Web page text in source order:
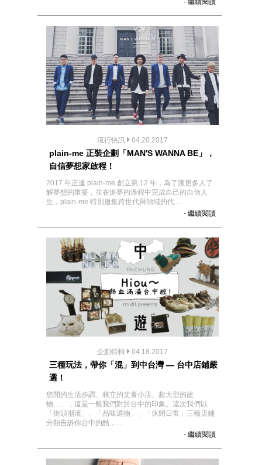
- 繼續閱讀
流行快訊 04.20.2017
plain-me 正裝企劃「MAN'S WANNA BE」，
自信夢想家啟程！
2017 年正逢 plain-me 創立第 12 年，為了讓更多人了
解夢想的重要，並在追夢的過程中完成自己的自信人
生，plain-me 特別邀集跨世代與領域的代...
- 繼續閱讀
企劃特輯 04.18.2017
三種玩法，帶你「混」到中台灣 — 台中店鋪嚴
選！
悠閒的生活步調、林立的文青小店、超大型的建
物……，這是一般我們對於台中的印象。這次我們以
「街頭潮流」、「品味選物」、「休閒日常」三種店鋪
分類告訴你台中的酷，...
- 繼續閱讀